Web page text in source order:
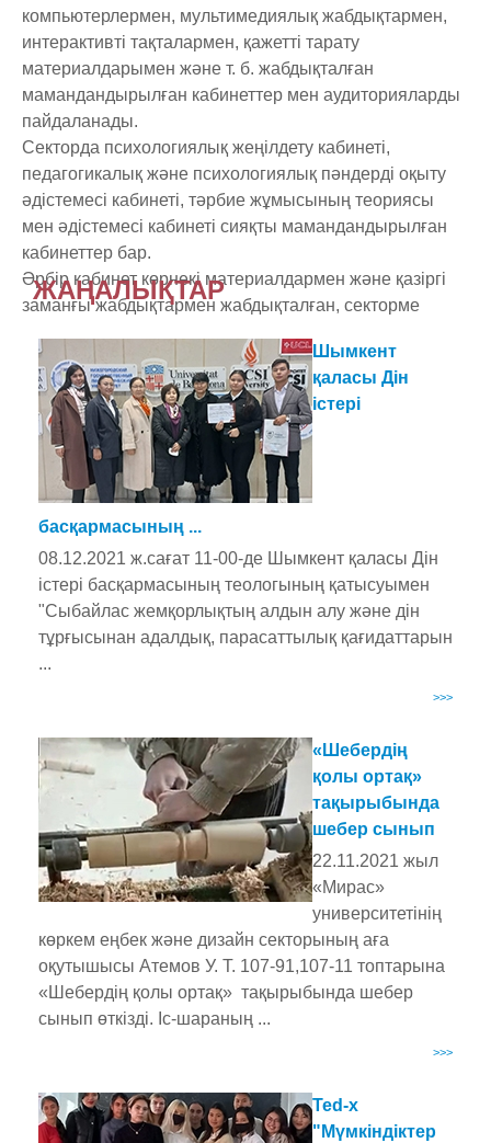
компьютерлермен, мультимедиялық жабдықтармен,
интерактивті тақталармен, қажетті тарату
материалдарымен және т. б. жабдықталған
мамандандырылған кабинеттер мен аудиторияларды
пайдаланады.
Секторда психологиялық жеңілдету кабинеті,
педагогикалық және психологиялық пәндерді оқыту
әдістемесі кабинеті, тәрбие жұмысының теориясы
мен әдістемесі кабинеті сияқты мамандандырылған
кабинеттер бар.
Әрбір кабинет көрнекі материалдармен және қазіргі
заманғы жабдықтармен жабдықталған, секторме
ЖАҢАЛЫҚТАР
Шымкент
қаласы Дін
істері
басқармасының ...
08.12.2021 ж.сағат 11-00-де Шымкент қаласы Дін
істері басқармасының теологының қатысуымен
"Сыбайлас жемқорлықтың алдын алу және дін
тұрғысынан адалдық, парасаттылық қағидаттарын
...
>>>
«Шебердің
қолы ортақ»
тақырыбында
шебер сынып
22.11.2021 жыл
«Мирас»
университетінің
көркем еңбек және дизайн секторының аға
оқутышысы Атемов У. Т. 107-91,107-11 топтарына
«Шебердің қолы ортақ» тақырыбында шебер
сынып өткізді. Іс-шараның ...
>>>
Ted-x
"Мүмкіндіктер